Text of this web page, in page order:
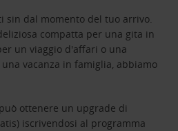
sin dal momento del tuo arrivo.
compatta per una gita in
un viaggio d'affari o una
vacanza in famiglia, abbiamo
ottenere un upgrade di
iscrivendosi al programma